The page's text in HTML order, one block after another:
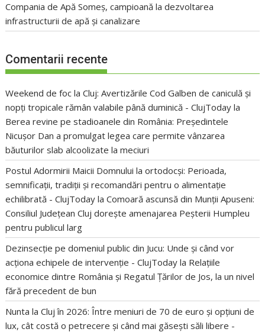
Compania de Apă Someș, campioană la dezvoltarea
infrastructurii de apă și canalizare
Comentarii recente
Weekend de foc la Cluj: Avertizările Cod Galben de caniculă și
nopți tropicale rămân valabile până duminică - ClujToday la
Berea revine pe stadioanele din România: Președintele
Nicușor Dan a promulgat legea care permite vânzarea
băuturilor slab alcoolizate la meciuri
Postul Adormirii Maicii Domnului la ortodocși: Perioada,
semnificații, tradiții și recomandări pentru o alimentație
echilibrată - ClujToday laComoară ascunsă din Munții Apuseni:
Consiliul Județean Cluj dorește amenajarea Peșterii Humpleu
pentru publicul larg
Dezinsecție pe domeniul public din Jucu: Unde și când vor
acționa echipele de intervenție - ClujToday la Relațiile
economice dintre România și Regatul Țărilor de Jos, la un nivel
fără precedent de bun
Nunta la Cluj în 2026: Între meniuri de 70 de euro și opțiuni de
lux, cât costă o petrecere și când mai găsești săli libere -